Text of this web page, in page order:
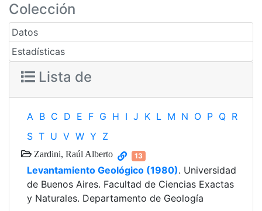
Colección
Datos
Estadísticas
Lista de
A B C D E F G H I J K L M N O P Q R
S T U V W Y Z
Zardini, Raúl Alberto 13
Levantamiento Geológico (1980). Universidad
de Buenos Aires. Facultad de Ciencias Exactas
y Naturales. Departamento de Geología